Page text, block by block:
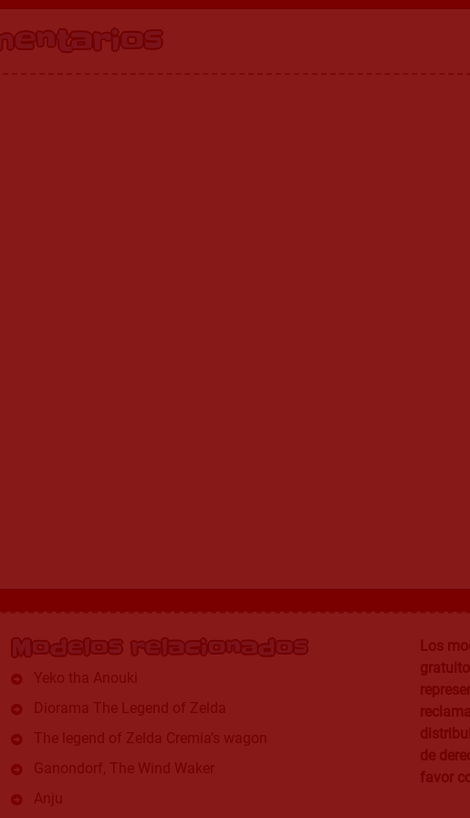
Modelos relacionados
Yeko tha Anouki
Diorama The Legend of Zelda
The legend of Zelda Cremia’s wagon
Ganondorf, The Wind Waker
Anju
Los
de
favor